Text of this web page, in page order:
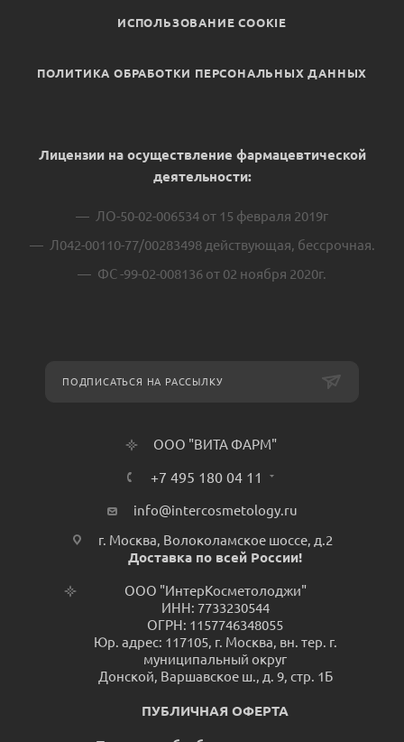
ИСПОЛЬЗОВАНИЕ COOKIE
ПОЛИТИКА ОБРАБОТКИ ПЕРСОНАЛЬНЫХ ДАННЫХ
Лицензии на осуществление фармацевтической
деятельности:
ЛО-50-02-006534 от 15 февраля 2019г
Л042-00110-77/00283498 действующая, бессрочная.
ФС -99-02-008136 от 02 ноября 2020г.
ПОДПИСАТЬСЯ НА РАССЫЛКУ
ООО "ВИТА ФАРМ"
+7 495 180 04 11
info@intercosmetology.ru
г. Москва, Волоколамское шоссе, д.2
Доставка по всей России!
ООО "ИнтерКосметолоджи"
ИНН: 7733230544
ОГРН: 1157746348055
Юр. адрес: 117105, г. Москва, вн. тер. г.
муниципальный округ
Донской, Варшавское ш., д. 9, стр. 1Б
ПУБЛИЧНАЯ ОФЕРТА